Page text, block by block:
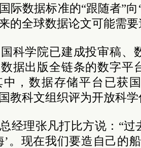
际数据标准的“跟随者”
的全球数据论文可能需
科学院已建成投审稿、
据出版全链条的数字平
中，数据存储平台已获
教科文组织评为开放科
经理张凡打比方说：“
’。现在我们要造自己的